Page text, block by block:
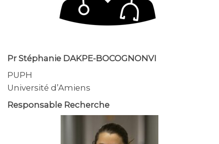
Pr Stéphanie DAKPE-BOCOGNONVI
PUPH
Université d’Amiens
Responsable Recherche